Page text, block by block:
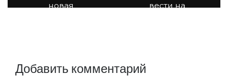
новая
вести на
Добавить комментарий